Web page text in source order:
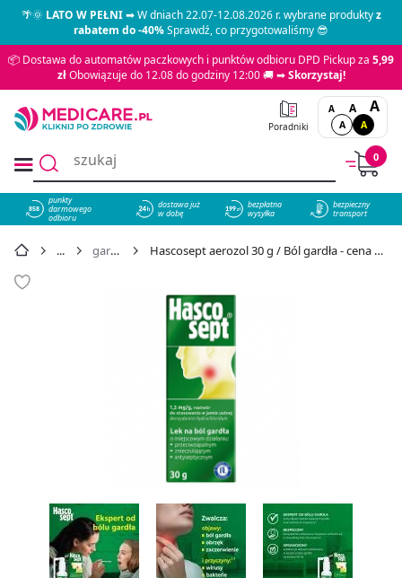
🌴🌞LATO W PEŁNI➡ W dniach 22.07-12.08.2026 r. wybrane produktyz
rabatem do -40%Sprawdź, co przygotowaliśmy 😎
📦 Dostawa do automatów paczkowych i punktów odbioru DPD Pickup za 5,99
złObowiązuje do 12.08 do godziny 12:00 🚚 ➡Skorzystaj!
Poradniki
A A A
A A
0
858
punkty
darmowego
odbioru
dostawa już
w dobę
bezpłatna
wysyłka
bezpieczny
transport
gardło Hascosept aerozol 30 g / Ból gardła - cena 19,49 zł